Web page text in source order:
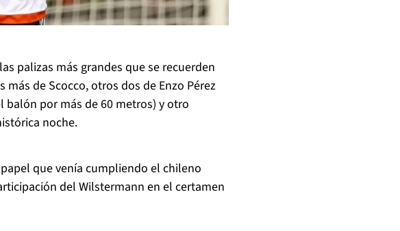
palizas más grandes que se recuerden
de Scocco, otros dos de Enzo Pérez
por más de 60 metros) y otro
noche.
que venía cumpliendo el chileno
del Wilstermann en el certamen